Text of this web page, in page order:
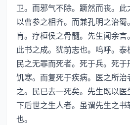
卫。而邪气不除。蹶然而丧。
以曹参之相齐。而兼孔明之治
肓。疗桓侯之骨髓。先生闻余言
此书之成。犹前志也。呜呼。泰
民之无罪而死者。死于兵。死
饥寒。而复死于疾病。医之所
之。民已去一死矣。先生既以
下后世之生人者。虽谓先生之
也。